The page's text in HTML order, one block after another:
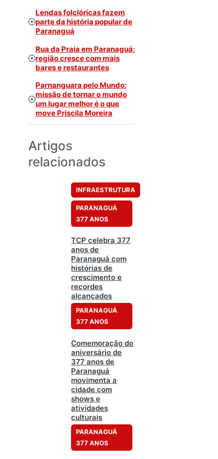
Lendas folclóricas fazem
parte da história popular de
Paranaguá
Rua da Praia em Paranaguá:
região cresce com mais
bares e restaurantes
Parnanguara pelo Mundo:
missão de tornar o mundo
um lugar melhor é o que
move Priscila Moreira
Artigos
relacionados
INFRAESTRUTURA
PARANAGUÁ
377 ANOS
TCP celebra 377
anos de
Paranaguá com
histórias de
crescimento e
recordes
alcançados
PARANAGUÁ
377 ANOS
Comemoração do
aniversário de
377 anos de
Paranaguá
movimenta a
cidade com
shows e
atividades
culturais
PARANAGUÁ
377 ANOS